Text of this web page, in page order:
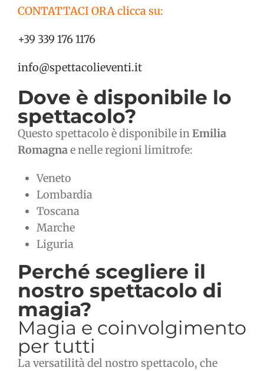
CONTATTACI ORA clicca su:
+39 339 176 1176
info@spettacolieventi.it
Dove è disponibile lo
spettacolo?
Questo spettacolo è disponibile inEmilia
Romagnae nelle regioni limitrofe:
Veneto
Lombardia
Toscana
Marche
Liguria
Perché scegliere il
nostro spettacolo di
magia?
Magia e coinvolgimento
per tutti
La versatilità del nostro spettacolo, che